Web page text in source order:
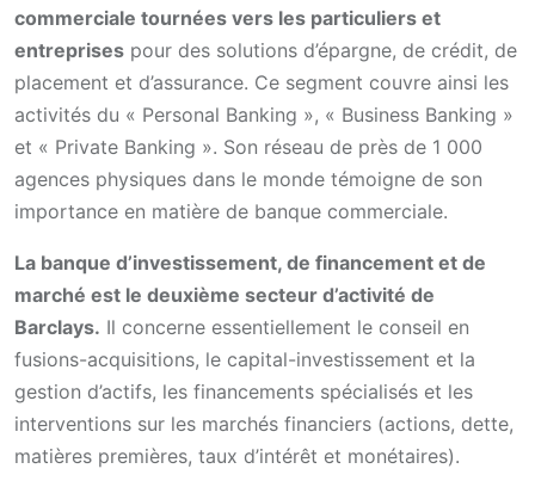
commerciale tournées vers les particuliers et
entreprises pour des solutions d’épargne, de crédit, de
placement et d’assurance. Ce segment couvre ainsi les
activités du « Personal Banking », « Business Banking »
et « Private Banking ». Son réseau de près de 1 000
agences physiques dans le monde témoigne de son
importance en matière de banque commerciale.
La banque d’investissement, de financement et de
marché est le deuxième secteur d’activité de
Barclays. Il concerne essentiellement le conseil en
fusions-acquisitions, le capital-investissement et la
gestion d’actifs, les financements spécialisés et les
interventions sur les marchés financiers (actions, dette,
matières premières, taux d’intérêt et monétaires).